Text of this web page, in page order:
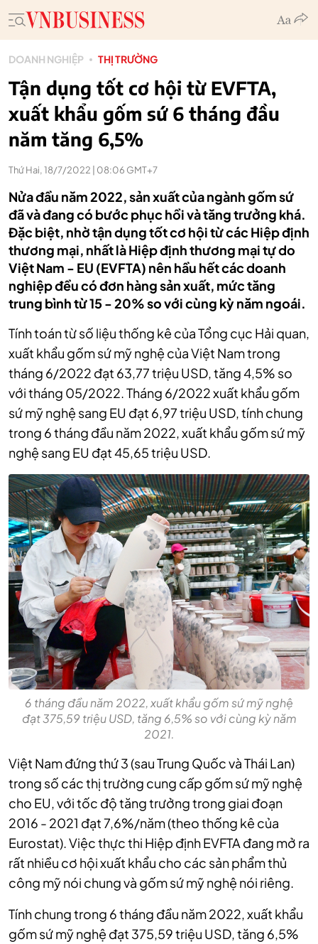
DOANH NGHIỆP THỊ TRƯỜNG
Tận dụng tốt cơ hội từ EVFTA,
xuất khẩu gốm sứ 6 tháng đầu
năm tăng 6,5%
Thứ Hai, 18/7/2022 | 08:06 GMT+7
Nửa đầu năm 2022, sản xuất của ngành gốm sứ
đã và đang có bước phục hồi và tăng trưởng khá.
Đặc biệt, nhờ tận dụng tốt cơ hội từ các Hiệp định
thương mại, nhất là Hiệp định thương mại tự do
Việt Nam - EU (EVFTA) nên hầu hết các doanh
nghiệp đều có đơn hàng sản xuất, mức tăng
trung bình từ 15 - 20% so với cùng kỳ năm ngoái.
Tính toán từ số liệu thống kê của Tổng cục Hải quan,
xuất khẩu gốm sứ mỹ nghệ của Việt Nam trong
tháng 6/2022 đạt 63,77 triệu USD, tăng 4,5% so
với tháng 05/2022. Tháng 6/2022 xuất khẩu gốm
sứ mỹ nghệ sang EU đạt 6,97 triệu USD, tính chung
trong 6 tháng đầu năm 2022, xuất khẩu gốm sứ mỹ
nghệ sang EU đạt 45,65 triệu USD.
6 tháng đầu năm 2022, xuất khẩu gốm sứ mỹ nghệ
đạt 375,59 triệu USD, tăng 6,5% so với cùng kỳ năm
2021.
Việt Nam đứng thứ 3 (sau Trung Quốc và Thái Lan)
trong số các thị trường cung cấp gốm sứ mỹ nghệ
cho EU, với tốc độ tăng trưởng trong giai đoạn
2016 - 2021 đạt 7,6%/năm (theo thống kê của
Eurostat). Việc thực thi Hiệp định EVFTA đang mở ra
rất nhiều cơ hội xuất khẩu cho các sản phẩm thủ
công mỹ nói chung và gốm sứ mỹ nghệ nói riêng.
Tính chung trong 6 tháng đầu năm 2022, xuất khẩu
gốm sứ mỹ nghệ đạt 375,59 triệu USD, tăng 6,5%